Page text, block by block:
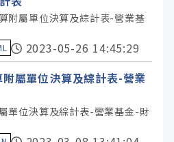
附屬單位決算及綜計表-營業基
2023-05-26 14:45:29
屬單位決算及綜計表-營業
單位決算及綜計表-營業基金-財